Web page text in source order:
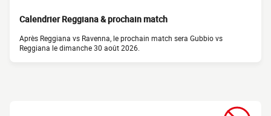
Calendrier Reggiana & prochain match
Après Reggiana vs Ravenna, le prochain match sera Gubbio vs
Reggiana le dimanche 30 août 2026.